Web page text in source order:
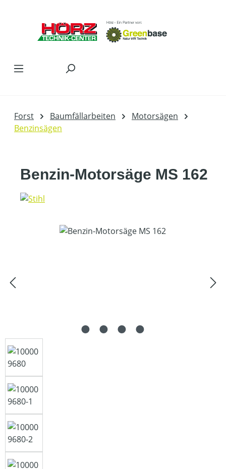
Forst Baumfällarbeiten
Motorsägen
Benzinsägen
Benzin-Motorsäge MS 162
Bildergalerie überspringen